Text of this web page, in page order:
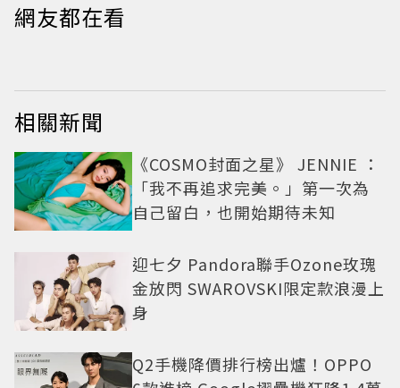
網友都在看
相關新聞
《COSMO封面之星》 JENNIE ：
「我不再追求完美。」第一次為
自己留白，也開始期待未知
迎七夕 Pandora聯手Ozone玫瑰
金放閃 SWAROVSKI限定款浪漫上
身
Q2手機降價排行榜出爐！OPPO